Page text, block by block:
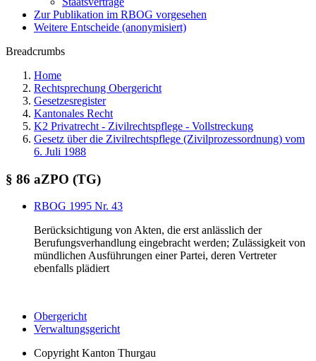
Zur Publikation im RBOG vorgesehen
Weitere Entscheide (anonymisiert)
Breadcrumbs
Home
Rechtsprechung Obergericht
Gesetzesregister
Kantonales Recht
K2 Privatrecht - Zivilrechtspflege - Vollstreckung
Gesetz über die Zivilrechtspflege (Zivilprozessordnung) vom
6. Juli 1988
§ 86 aZPO (TG)
RBOG 1995 Nr. 43
Berücksichtigung von Akten, die erst anlässlich der
Berufungsverhandlung eingebracht werden; Zulässigkeit von
mündlichen Ausführungen einer Partei, deren Vertreter
ebenfalls plädiert
Obergericht
Verwaltungsgericht
Copyright Kanton Thurgau